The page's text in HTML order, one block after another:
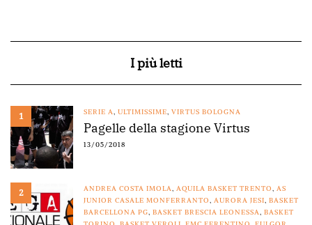
I più letti
1 SERIE A, ULTIMISSIME, VIRTUS BOLOGNA
Pagelle della stagione Virtus
13/05/2018
2 ANDREA COSTA IMOLA, AQUILA BASKET TRENTO, AS
JUNIOR CASALE MONFERRANTO, AURORA JESI, BASKET
BARCELLONA PG, BASKET BRESCIA LEONESSA, BASKET